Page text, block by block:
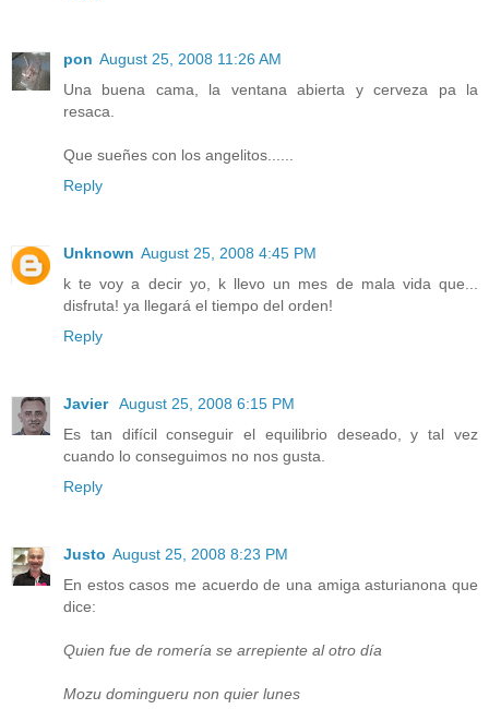
pon August 25, 2008 11:26 AM
Una buena cama, la ventana abierta y cerveza pa la
resaca.
Que sueñes con los angelitos......
Reply
Unknown August 25, 2008 4:45 PM
k te voy a decir yo, k llevo un mes de mala vida que...
disfruta! ya llegará el tiempo del orden!
Reply
Javier August 25, 2008 6:15 PM
Es tan difícil conseguir el equilibrio deseado, y tal vez
cuando lo conseguimos no nos gusta.
Reply
Justo August 25, 2008 8:23 PM
En estos casos me acuerdo de una amiga asturianona que
dice:
Quien fue de romería se arrepiente al otro día
Mozu domingueru non quier lunes